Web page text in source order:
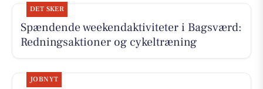
DET SKER
Spændende weekendaktiviteter i Bagsværd:
Redningsaktioner og cykeltræning
JOBNYT